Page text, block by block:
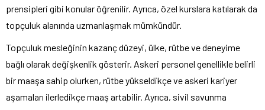
prensipleri gibi konular öğrenilir. Ayrıca, özel kurslara katılarak da
topçuluk alanında uzmanlaşmak mümkündür.
Topçuluk mesleğinin kazanç düzeyi, ülke, rütbe ve deneyime
bağlı olarak değişkenlik gösterir. Askeri personel genellikle belirli
bir maaşa sahip olurken, rütbe yükseldikçe ve askeri kariyer
aşamaları ilerledikçe maaş artabilir. Ayrıca, sivil savunma